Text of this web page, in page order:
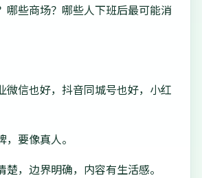
哪些商场？哪些人下班后最可能消
微信也好，抖音同城号也好，小红
要像真人。
楚，边界明确，内容有生活感。